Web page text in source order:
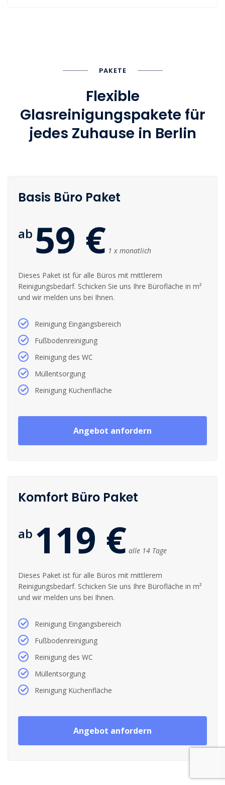
PAKETE
Flexible
Glasreinigungspakete für
jedes Zuhause in Berlin
Basis Büro Paket
ab 59 € 1 x monatlich
Dieses Paket ist für alle Büros mit mittlerem
Reinigungsbedarf. Schicken Sie uns Ihre Bürofläche in m²
und wir melden uns bei Ihnen.
Reinigung Eingangsbereich
Fußbodenreinigung
Reinigung des WC
Müllentsorgung
Reinigung Küchenfläche
Angebot anfordern
Komfort Büro Paket
ab 119 € alle 14 Tage
Dieses Paket ist für alle Büros mit mittlerem
Reinigungsbedarf. Schicken Sie uns Ihre Bürofläche in m²
und wir melden uns bei Ihnen.
Reinigung Eingangsbereich
Fußbodenreinigung
Reinigung des WC
Müllentsorgung
Reinigung Küchenfläche
Angebot anfordern